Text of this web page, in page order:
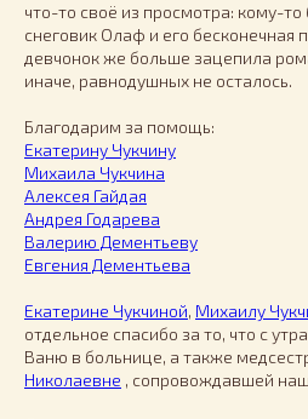
что-то своё из просмотра: кому-
снеговик Олаф и его бесконечная
девчонок же больше зацепила
иначе, равнодушных не осталось.
Благодарим за помощь:
Екатерину Чукчину
Михаила Чукчина
Алексея Гайдая
Андрея Годарева
Валерию Дементьеву
Евгения Дементьева
Екатерине Чукчиной, Михаилу
отдельное спасибо за то, что с
Ваню в больнице, а также
Николаевне , сопровождавшей